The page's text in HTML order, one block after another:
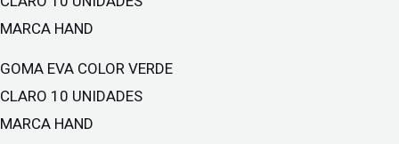
GOMA EVA COLOR VERDE
CLARO 10 UNIDADES
MARCA HAND